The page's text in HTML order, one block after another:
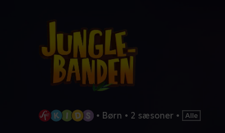
• Børn • 2 sæsoner •